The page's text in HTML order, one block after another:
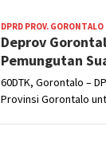
DPRD PROV. GORONTALO
Deprov
Pemungutan
60DTK, Gorontalo –
Provinsi Gorontalo